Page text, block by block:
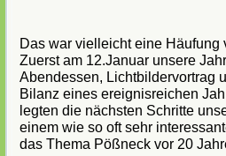
Das war vielleicht eine Häufung
Zuerst am 12.Januar unsere
Abendessen, Lichtbildervortrag
Bilanz eines ereignisreichen
legten die nächsten Schritte
einem wie so oft sehr
das Thema Pößneck vor 20